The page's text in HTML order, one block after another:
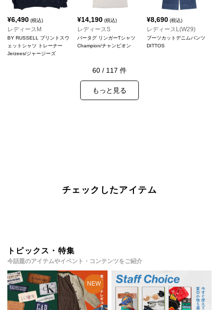
¥6,490 (税込)
レディースM
BY RUSSELL プリントスウ
ェットシャツ トレーナー
Jerzees/ジャージーズ
¥14,190(税込)
レディースS
バータグ リンガーTシャツ
Champion/チャンピオン
¥8,690 (税込)
レディースL(W29)
ブーツカットデニムパンツ
DITTOS
60 / 117 件
もっと見る
チェックしたアイテム
トピックス・特集
今話題のアイテムやイベント・コンテンツをご紹介